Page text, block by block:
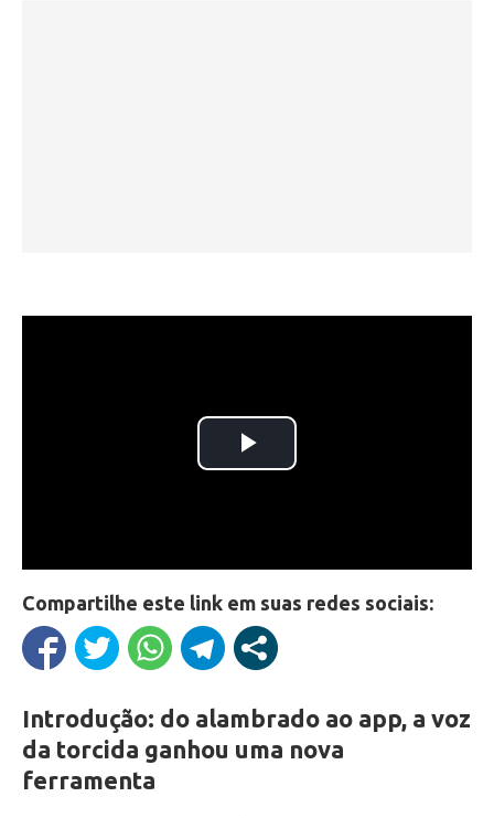
Compartilhe este link em suas redes sociais:
Introdução: do alambrado ao app, a voz
da torcida ganhou uma nova
ferramenta